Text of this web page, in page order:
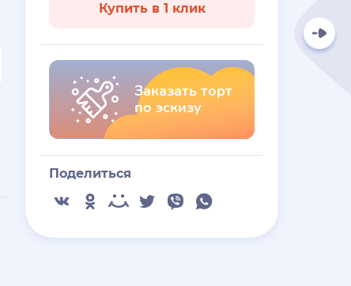
Купить в 1 клик
Заказать торт
по эскизу
Поделиться